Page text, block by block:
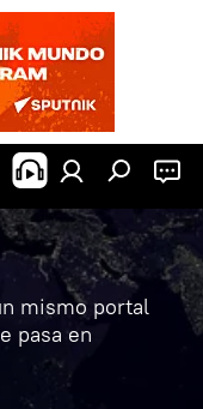
mismo portal
pasa en